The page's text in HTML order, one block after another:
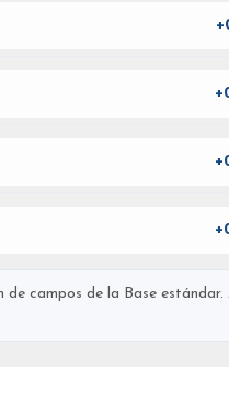
campos de la Base